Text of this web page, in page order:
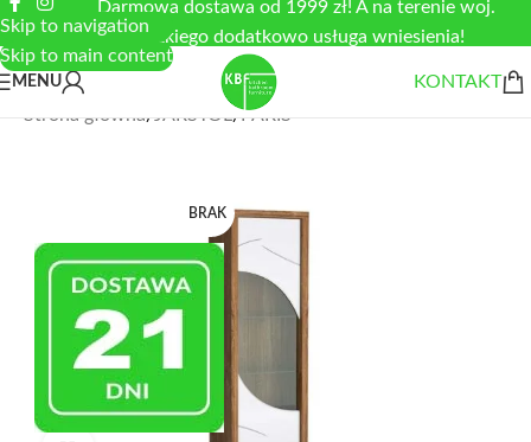
Skip to navigation
Skip to main content
Darmowa dostawa od 1999 zł! A na terenie woj.
łódzkiego dodatkowo usługa wniesienia!
MENU
KONTAKT
Strona główna/ JARSTOL/PARIS
BRAK